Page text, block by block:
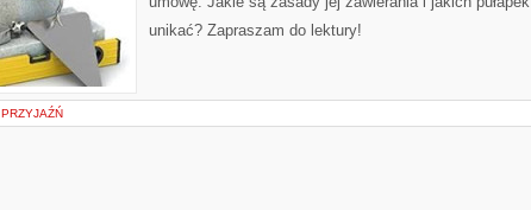
ZASADY?
unikać? Zapraszam do lektury!
PRZYJAŹŃ